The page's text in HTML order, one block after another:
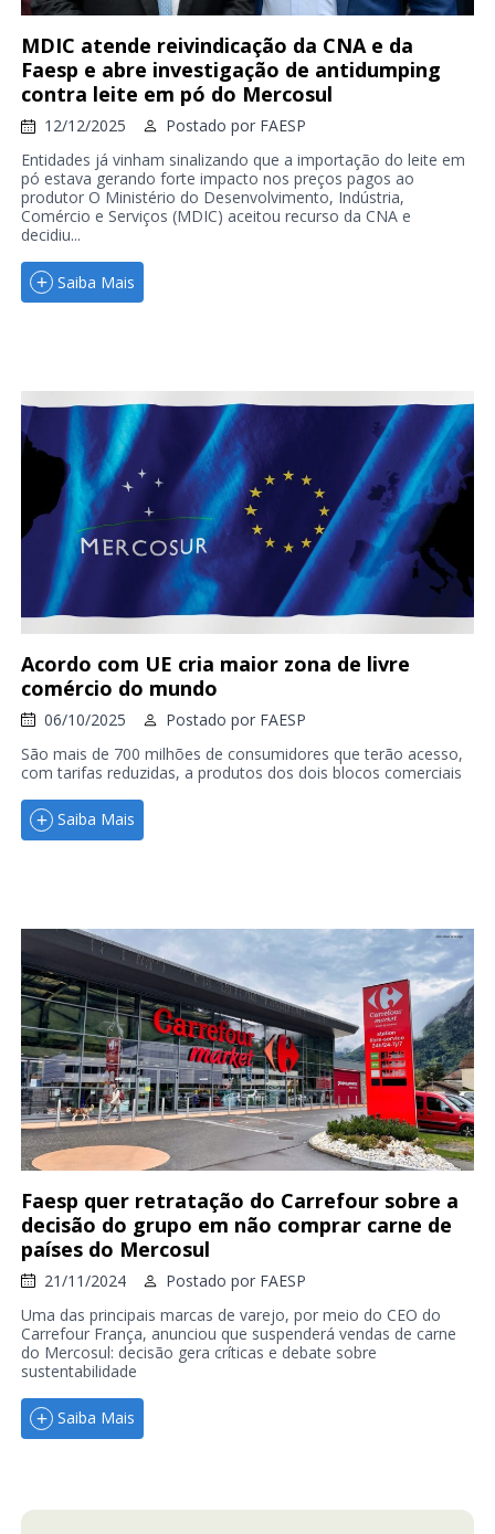
MDIC atende reivindicação da CNA e da
Faesp e abre investigação de antidumping
contra leite em pó do Mercosul
12/12/2025 Postado por FAESP
Entidades já vinham sinalizando que a importação do leite em
pó estava gerando forte impacto nos preços pagos ao
produtor O Ministério do Desenvolvimento, Indústria,
Comércio e Serviços (MDIC) aceitou recurso da CNA e
decidiu...
Saiba Mais
Acordo com UE cria maior zona de livre
comércio do mundo
06/10/2025 Postado por FAESP
São mais de 700 milhões de consumidores que terão acesso,
com tarifas reduzidas, a produtos dos dois blocos comerciais
Saiba Mais
Faesp quer retratação do Carrefour sobre a
decisão do grupo em não comprar carne de
países do Mercosul
21/11/2024 Postado por FAESP
Uma das principais marcas de varejo, por meio do CEO do
Carrefour França, anunciou que suspenderá vendas de carne
do Mercosul: decisão gera críticas e debate sobre
sustentabilidade
Saiba Mais